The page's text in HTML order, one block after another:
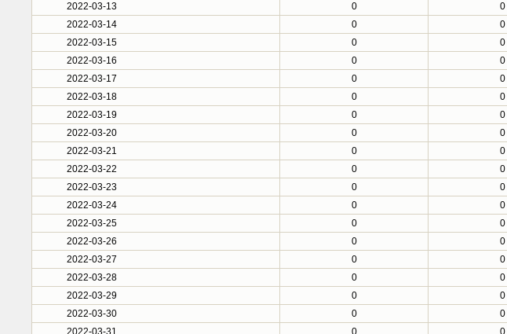
2022-03-13
0 0
2022-03-14
0 0
2022-03-15
0 0
2022-03-16
0 0
2022-03-17
0 0
2022-03-18
0 0
2022-03-19
0 0
2022-03-20
0 0
2022-03-21
0 0
2022-03-22
0 0
2022-03-23
0 0
2022-03-24
0 0
2022-03-25
0 0
2022-03-26
0 0
2022-03-27
0 0
2022-03-28
0 0
2022-03-29
0 0
2022-03-30
0 0
2022-03-31
0 0